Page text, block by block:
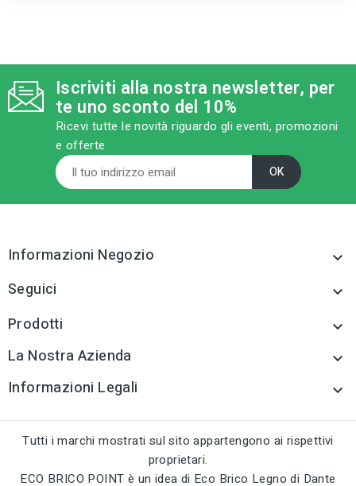
category
MODELLO
mm 8 cm 250 satinato
sell
CATEGORIA PRODOTTO
Paraspigoli e profili
tuneRC LABEL
Disponibile online
category
MODELLO
mm 10 - ceramica
marmorizzato
CATEGORIA PRODOTTO
Paraspigoli e profili
Iscriviti alla nostra newsletter, per
te uno sconto del 10%
Ricevi tutte le novità riguardo gli eventi, promozioni
e offerte
Informazioni Negozio 
Seguici 
Prodotti 
La Nostra Azienda 
Informazioni Legali 
Tutti i marchi mostrati sul sito appartengono ai rispettivi
proprietari.
ECO BRICO POINT è un idea di Eco Brico Legno di Dante